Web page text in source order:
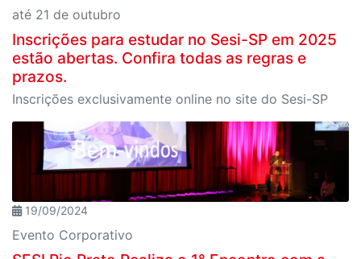
até 21 de outubro
Inscrições para estudar no Sesi-SP em 2025
estão abertas. Confira todas as regras e
prazos.
Inscrições exclusivamente online no site do Sesi-SP
19/09/2024
Evento Corporativo